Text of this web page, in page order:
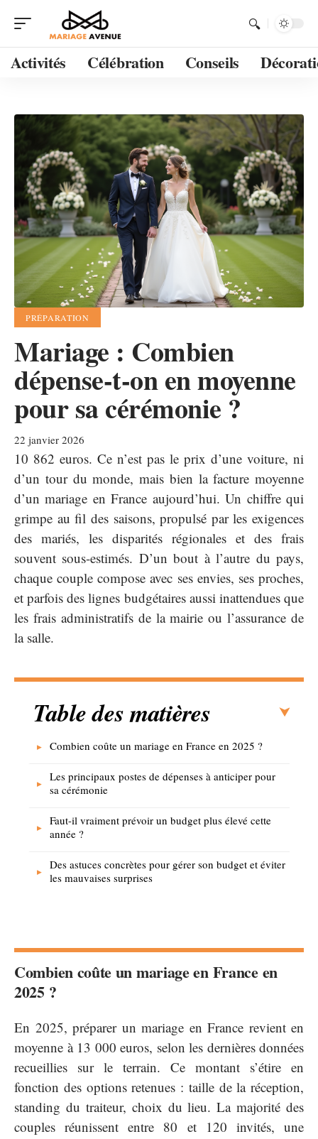
Activités Célébration Conseils
PRÉPARATION
Mariage : Combien
dépense-t-on en moyenne
pour sa cérémonie ?
22 janvier 2026
10 862 euros. Ce n’est pas le prix d’une voiture, ni
d’un tour du monde, mais bien la facture moyenne
d’un mariage en France aujourd’hui. Un chiffre qui
grimpe au fil des saisons, propulsé par les exigences
des mariés, les disparités régionales et des frais
souvent sous-estimés. D’un bout à l’autre du pays,
chaque couple compose avec ses envies, ses proches,
et parfois des lignes budgétaires aussi inattendues que
les frais administratifs de la mairie ou l’assurance de
la salle.
Table des matières
Combien coûte un mariage en France en 2025 ?
Les principaux postes de dépenses à anticiper pour
sa cérémonie
Faut-il vraiment prévoir un budget plus élevé cette
année ?
Des astuces concrètes pour gérer son budget et éviter
les mauvaises surprises
Combien coûte un mariage en France en
2025 ?
En 2025, préparer un mariage en France revient en
moyenne à 13 000 euros, selon les dernières données
recueillies sur le terrain. Ce montant s’étire en
fonction des options retenues : taille de la réception,
standing du traiteur, choix du lieu. La majorité des
couples réunissent entre 80 et 120 invités, une